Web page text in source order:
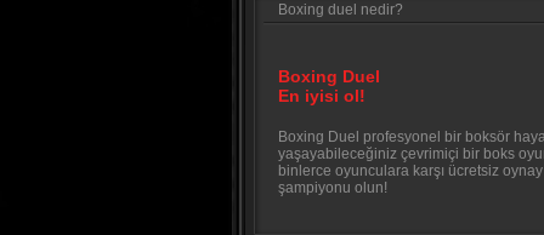
Boxing duel nedir?
Boxing Duel
En iyisi ol!
Boxing Duel profesyonel bir boksör
yaşayabileceğiniz çevrimiçi bir boks
binlerce oyunculara karşı ücretsiz
şampiyonu olun!